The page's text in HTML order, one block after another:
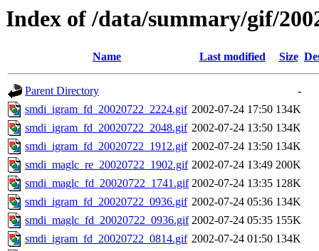
Index of /data/summary/gif/
Name Last modified Size
Parent Directory
-
smdi_igram_fd_20020722_2224.gif 2002-07-24 17:50 134K
smdi_igram_fd_20020722_2048.gif 2002-07-24 13:50 134K
smdi_igram_fd_20020722_1912.gif 2002-07-24 13:50 134K
smdi_maglc_re_20020722_1902.gif 2002-07-24 13:49 200K
smdi_maglc_fd_20020722_1741.gif 2002-07-24 13:35 128K
smdi_igram_fd_20020722_0936.gif 2002-07-24 05:36 134K
smdi_maglc_fd_20020722_0936.gif 2002-07-24 05:35 155K
smdi_igram_fd_20020722_0814.gif 2002-07-24 01:50 134K